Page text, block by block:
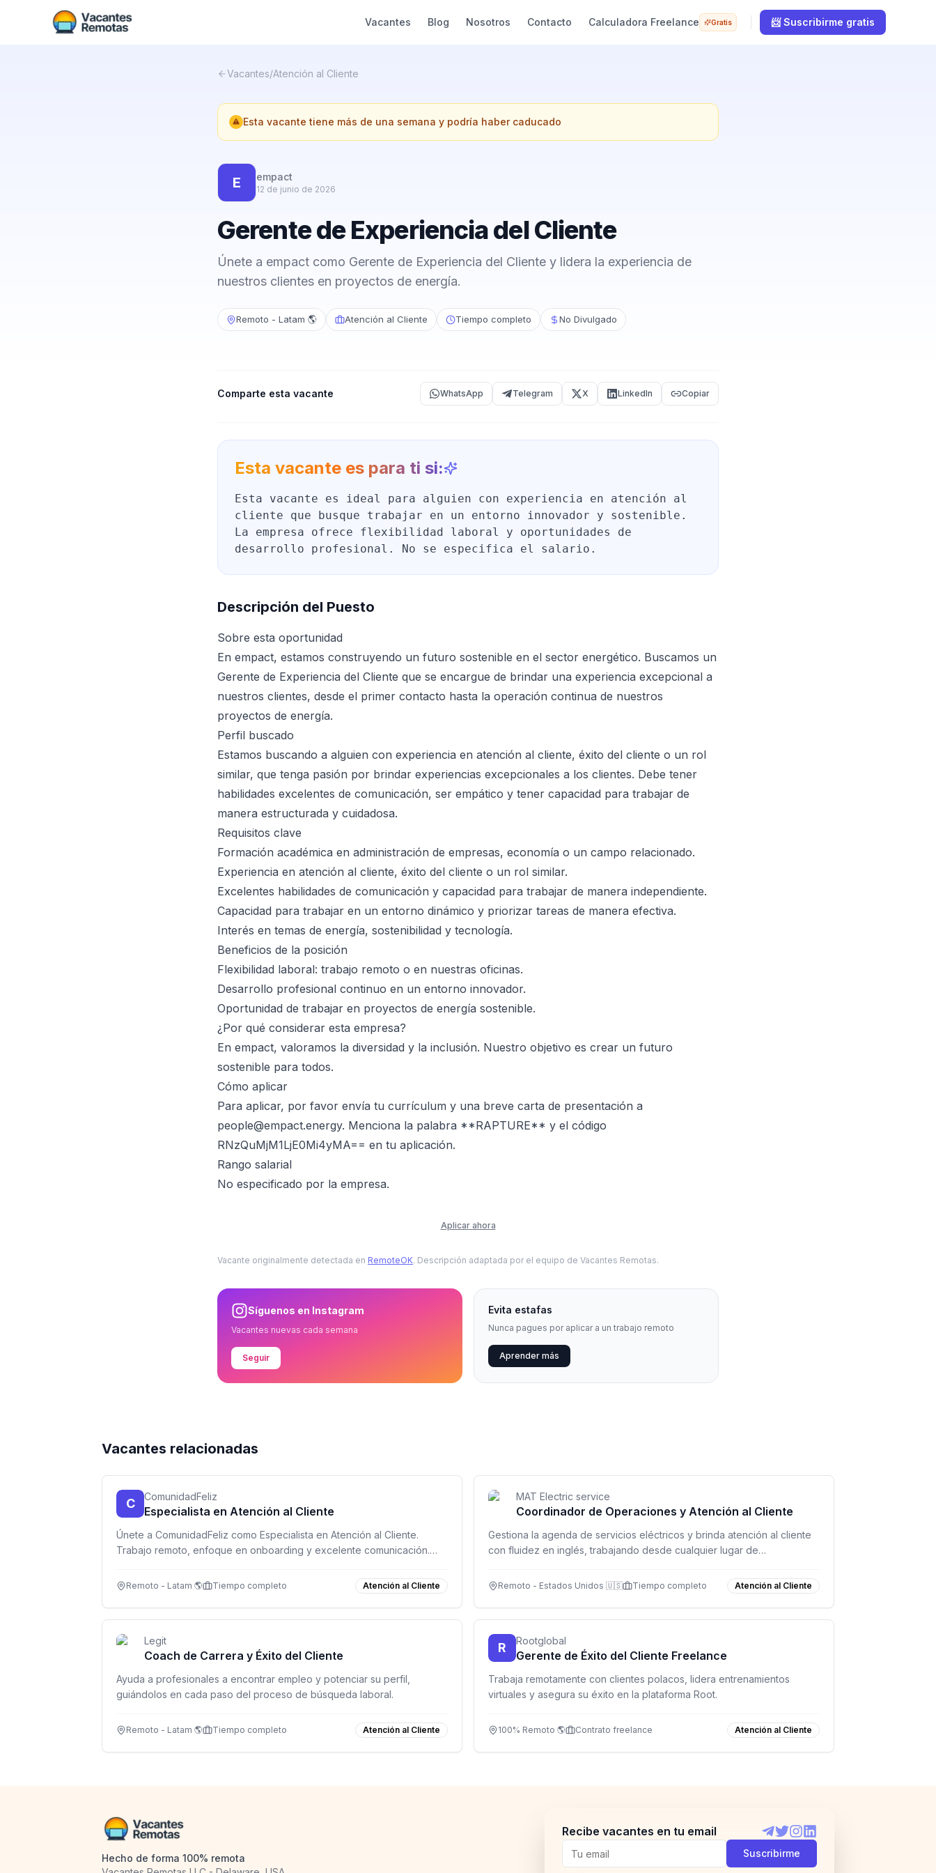
Vacantes Blog Nosotros Contacto Calculadora Freelance Gratis 📨 Suscribirme gratis
Vacantes/Atención al Cliente
Esta vacante tiene más de una semana y podría haber caducado
E empact
12 de junio de 2026
Gerente de Experiencia del Cliente
Únete a empact como Gerente de Experiencia del Cliente y lidera la experiencia de
nuestros clientes en proyectos de energía.
Remoto - Latam 🌎 Atención al Cliente Tiempo completo No Divulgado
Comparte esta vacante WhatsApp Telegram X LinkedIn Copiar
Esta vacante es para ti si:
Esta vacante es ideal para alguien con experiencia en atención al
cliente que busque trabajar en un entorno innovador y sostenible.
La empresa ofrece flexibilidad laboral y oportunidades de
desarrollo profesional. No se especifica el salario.
Descripción del Puesto
Sobre esta oportunidad
En empact, estamos construyendo un futuro sostenible en el sector energético. Buscamos un
Gerente de Experiencia del Cliente que se encargue de brindar una experiencia excepcional a
nuestros clientes, desde el primer contacto hasta la operación continua de nuestros
proyectos de energía.
Perfil buscado
Estamos buscando a alguien con experiencia en atención al cliente, éxito del cliente o un rol
similar, que tenga pasión por brindar experiencias excepcionales a los clientes. Debe tener
habilidades excelentes de comunicación, ser empático y tener capacidad para trabajar de
manera estructurada y cuidadosa.
Requisitos clave
Formación académica en administración de empresas, economía o un campo relacionado.
Experiencia en atención al cliente, éxito del cliente o un rol similar.
Excelentes habilidades de comunicación y capacidad para trabajar de manera independiente.
Capacidad para trabajar en un entorno dinámico y priorizar tareas de manera efectiva.
Interés en temas de energía, sostenibilidad y tecnología.
Beneficios de la posición
Flexibilidad laboral: trabajo remoto o en nuestras oficinas.
Desarrollo profesional continuo en un entorno innovador.
Oportunidad de trabajar en proyectos de energía sostenible.
¿Por qué considerar esta empresa?
En empact, valoramos la diversidad y la inclusión. Nuestro objetivo es crear un futuro
sostenible para todos.
Cómo aplicar
Para aplicar, por favor envía tu currículum y una breve carta de presentación a
people@empact.energy. Menciona la palabra **RAPTURE** y el código
RNzQuMjM1LjE0Mi4yMA== en tu aplicación.
Rango salarial
No especificado por la empresa.
Aplicar ahora
Vacante originalmente detectada en RemoteOK. Descripción adaptada por el equipo de Vacantes Remotas.
Síguenos en Instagram
Vacantes nuevas cada semana
Seguir
Evita estafas
Nunca pagues por aplicar a un trabajo remoto
Aprender más
Vacantes relacionadas
C ComunidadFeliz
Especialista en Atención al Cliente
Únete a ComunidadFeliz como Especialista en Atención al Cliente.
Trabajo remoto, enfoque en onboarding y excelente comunicación.
Remoto - Latam 🌎 Tiempo completo Atención al Cliente
MAT Electric service
Coordinador de Operaciones y Atención al Cliente
Gestiona la agenda de servicios eléctricos y brinda atención al cliente
con fluidez en inglés, trabajando desde cualquier lugar de
Remoto - Estados Unidos 🇺🇸 Tiempo completo Atención al Cliente
Legit
Coach de Carrera y Éxito del Cliente
Ayuda a profesionales a encontrar empleo y potenciar su perfil,
guiándolos en cada paso del proceso de búsqueda laboral.
Remoto - Latam 🌎 Tiempo completo Atención al Cliente
R Rootglobal
Gerente de Éxito del Cliente Freelance
Trabaja remotamente con clientes polacos, lidera entrenamientos
virtuales y asegura su éxito en la plataforma Root.
100% Remoto 🌎 Contrato freelance Atención al Cliente
Hecho de forma 100% remota
Recibe vacantes en tu email
Telegram
TwitterInstagram
LinkedIn
Suscribirme